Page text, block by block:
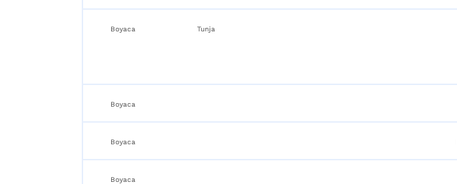
Boyaca Tunja
Boyaca
Boyaca
Boyaca